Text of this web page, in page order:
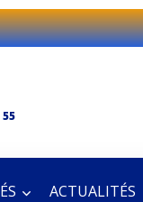
55
ACTUALITÉS